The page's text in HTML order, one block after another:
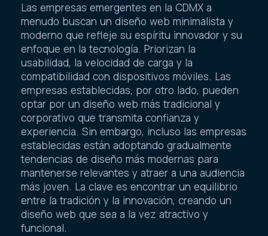
Las empresas emergentes en la CDMX a
menudo buscan un diseño web minimalista y
moderno que refleje su espíritu innovador y su
enfoque en la tecnología. Priorizan la
usabilidad, la velocidad de carga y la
compatibilidad con dispositivos móviles. Las
empresas establecidas, por otro lado, pueden
optar por un diseño web más tradicional y
corporativo que transmita confianza y
experiencia. Sin embargo, incluso las empresas
establecidas están adoptando gradualmente
tendencias de diseño más modernas para
mantenerse relevantes y atraer a una audiencia
más joven. La clave es encontrar un equilibrio
entre la tradición y la innovación, creando un
diseño web que sea a la vez atractivo y
funcional.